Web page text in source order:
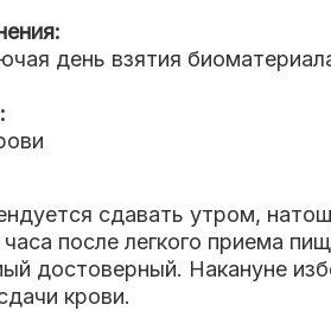
день взятия
сдавать утром,
после легкого приема
достоверный. Накануне
крови.